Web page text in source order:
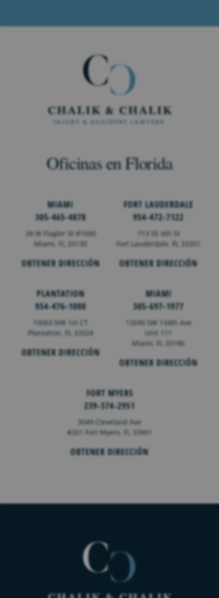
Oficinas en Florida
MIAMI
305-465-4878
28 W Flagler St #1000
Miami, FL 33130
OBTENER DIRECCIÓN
FORT LAUDERDALE
954-472-7122
713 SE 6th St
Fort Lauderdale, FL 33301
OBTENER DIRECCIÓN
PLANTATION
954-476-1000
10063 NW 1st CT
Plantation, FL 33324
OBTENER DIRECCIÓN
MIAMI
305-697-1977
13590 SW 134th Ave
Unit 111
Miami, FL 33186
OBTENER DIRECCIÓN
FORT MYERS
239-374-2951
3049 Cleveland Ave
#261 Fort Myers, FL 33901
OBTENER DIRECCIÓN